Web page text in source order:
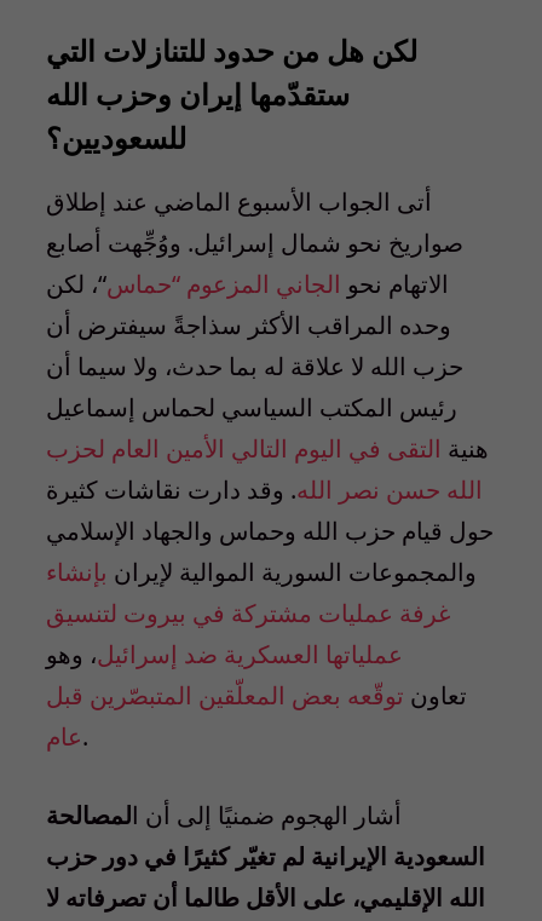
لكن هل من حدود للتنازلات التي
ستقدّمها إيران وحزب الله
للسعوديين؟
أتى الجواب الأسبوع الماضي عند إطلاق
صواريخ نحو شمال إسرائيل. ووُجِّهت أصابع
الاتهام نحو الجاني المزعوم “حماس“، لكن
وحده المراقب الأكثر سذاجةً سيفترض أن
حزب الله لا علاقة له بما حدث، ولا سيما أن
رئيس المكتب السياسي لحماس إسماعيل
هنية التقى في اليوم التالي الأمين العام لحزب
الله حسن نصر الله. وقد دارت نقاشات كثيرة
حول قيام حزب الله وحماس والجهاد الإسلامي
والمجموعات السورية الموالية لإيران بإنشاء
غرفة عمليات مشتركة في بيروت لتنسيق
عملياتها العسكرية ضد إسرائيل، وهو
تعاون توقّعه بعض المعلّقين المتبصّرين قبل
عام.
أشار الهجوم ضمنيًا إلى أن المصالحة
السعودية الإيرانية لم تغيّر كثيرًا في دور حزب
الله الإقليمي، على الأقل طالما أن تصرفاته لا